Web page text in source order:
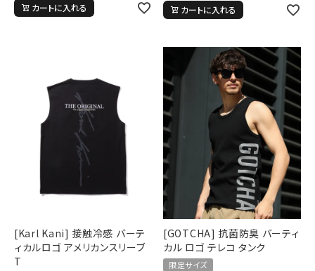
カートに入れる カートに入れる
[Karl Kani] 接触冷感 バーテ
ィカルロゴ アメリカンスリーブ
T
[GOTCHA] 抗菌防臭 バーティ
カル ロゴ テレコ タンク
限定サイズ